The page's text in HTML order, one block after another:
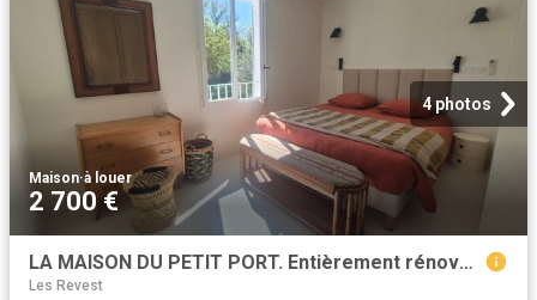
4 photos
Maison·à louer
2 700 €
LA MAISON DU PETIT PORT. Entièrement rénovée en 2025. A 8mn de St Tropez !
Les Revest